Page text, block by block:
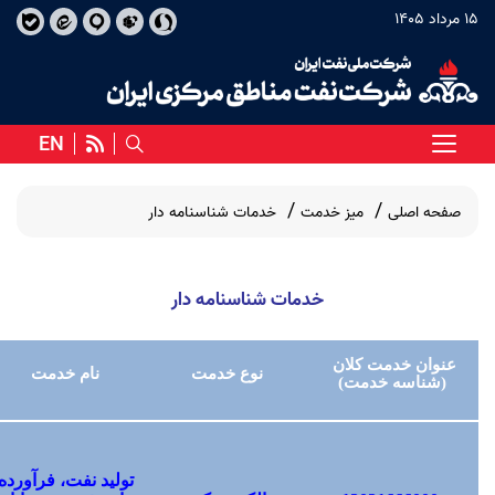
15 مرداد 1405
EN
صفحه اصلی میز خدمت خدمات شناسنامه دار
خدمات شناسنامه دار
(شناسه خدمت)
نوع خدمت نام خدمت
تولید نفت،